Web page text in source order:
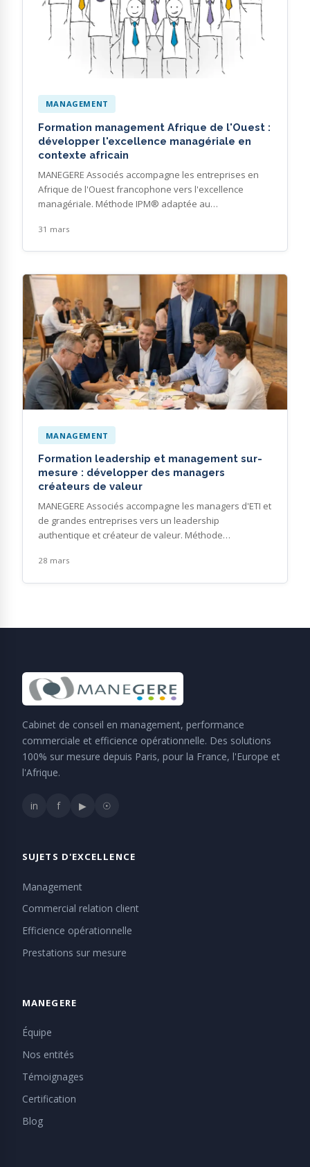
MANAGEMENT
Formation management Afrique de l'Ouest :
développer l'excellence managériale en
contexte africain
MANEGERE Associés accompagne les entreprises en
Afrique de l'Ouest francophone vers l'excellence
managériale. Méthode IPM® adaptée au…
31 mars
MANAGEMENT
Formation leadership et management sur-
mesure : développer des managers
créateurs de valeur
MANEGERE Associés accompagne les managers d'ETI et
de grandes entreprises vers un leadership
authentique et créateur de valeur. Méthode…
28 mars
Cabinet de conseil en management, performance
commerciale et efficience opérationnelle. Des solutions
100% sur mesure depuis Paris, pour la France, l'Europe et
l'Afrique.
in f ▶ ☉
SUJETS D'EXCELLENCE
Management
Commercial relation client
Efficience opérationnelle
Prestations sur mesure
MANEGERE
Équipe
Nos entités
Témoignages
Certification
Blog